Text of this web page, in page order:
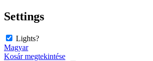
Settings
Lights?
Magyar
Kosár megtekintése